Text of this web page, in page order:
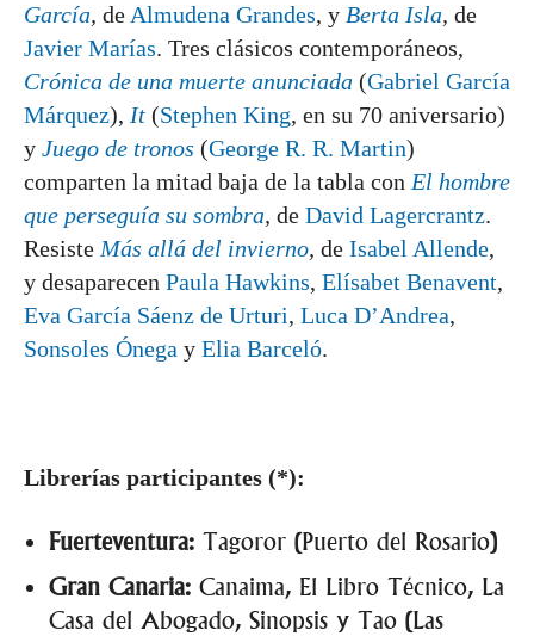
García, de Almudena Grandes, y Berta Isla, de
Javier Marías. Tres clásicos contemporáneos,
Crónica de una muerte anunciada (Gabriel García
Márquez), It (Stephen King, en su 70 aniversario)
y Juego de tronos (George R. R. Martin)
comparten la mitad baja de la tabla con El hombre
que perseguía su sombra, de David Lagercrantz.
Resiste Más allá del invierno, de Isabel Allende,
y desaparecen Paula Hawkins, Elísabet Benavent,
Eva García Sáenz de Urturi, Luca D’Andrea,
Sonsoles Ónega y Elia Barceló.
Librerías participantes (*):
Fuerteventura: Tagoror (Puerto del Rosario)
Gran Canaria: Canaima, El Libro Técnico, La
Casa del Abogado, Sinopsis y Tao (Las